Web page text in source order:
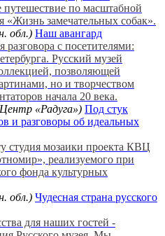
путешествие по масштабной
«Жизнь замечательных собак».
обл.) Наш авангард
разговора с посетителями:
Русский музей
позволяющей
но и творчеством
начала 20 века.
«Радуга») Под стук
и разговоры об идеальных
студия мозаики проекта КВЦ
реализуемого при
фонда культурных
обл.) Чудесная страна русского
для наших гостей -